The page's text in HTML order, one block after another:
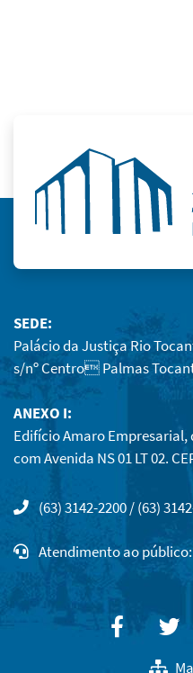
SEDE:
Palácio da Justiça Rio
s/nº Centro Palmas
ANEXO I:
Edifício Amaro Empresarial,
com Avenida NS 01 LT 02.
(63) 3142-2200 / (63)
Atendimento ao público: